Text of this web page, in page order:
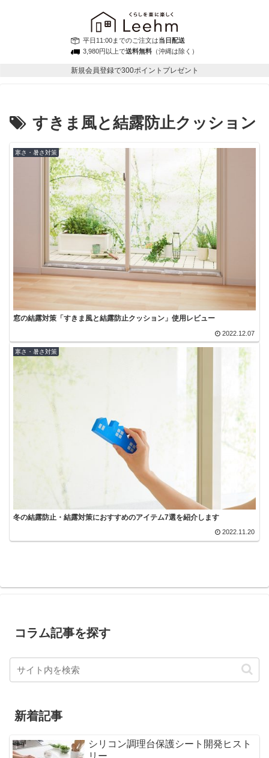
平日11:00までのご注文は当日配送
3,980円以上で送料無料 （沖縄は除く）
新規会員登録で300ポイントプレゼント
すきま風と結露防止クッション
寒さ・暑さ対策
窓の結露対策「すきま風と結露防止クッション」使用レビュー
2022.12.07
寒さ・暑さ対策
冬の結露防止・結露対策におすすめのアイテム7選を紹介します
2022.11.20
コラム記事を探す
新着記事
シリコン調理台保護シート開発ヒスト
リー